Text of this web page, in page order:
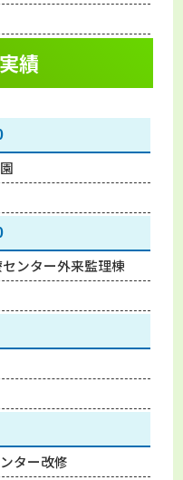
績
ンター外来監理棟
ター改修